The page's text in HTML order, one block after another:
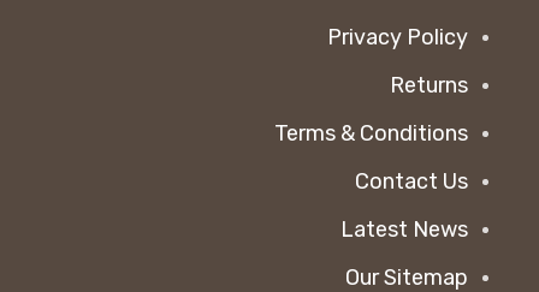
Privacy Policy
Returns
Terms & Conditions
Contact Us
Latest News
Our Sitemap